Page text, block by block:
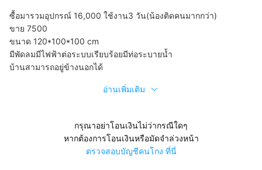
ซื้อมารวมอุปกรณ์ 16,000 ใช้งาน3 วัน(น้องติดคนมากกว่า)
ขาย 7500
ขนาด 120*100*100 cm
มีพัดลมมีไฟฟ้าต่อระบบเรียบร้อยมีท่อระบายน้ำ
บ้านสามารถอยู่ข้างนอกได้
อ่านเพิ่มเติม
กรุณาอย่าโอนเงินไม่ว่ากรณีใดๆ
หากต้องการโอนเงินหรือมัดจำล่วงหน้า
ตรวจสอบบัญชีคนโกง ที่นี่